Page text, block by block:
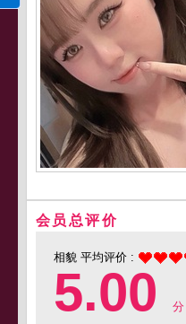
会员总评价
相貌 平均评价 :
5.00 分